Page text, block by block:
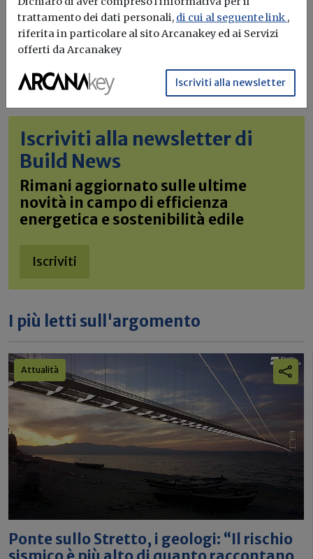
Iscriviti alla newsletter di
Build News
Rimani aggiornato sulle ultime
novità in campo di efficienza
energetica e sostenibilità edile
Iscriviti
I più letti sull'argomento
Attualità
Ponte sullo Stretto, i geologi: “Il rischio
trattamento dei dati personali, di cui al seguente link ,
riferita in particolare al sito Arcanakey ed ai Servizi
offerti da Arcanakey
Iscriviti alla newsletter